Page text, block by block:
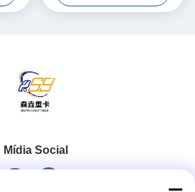
Quebra-cabeça
Mídia Social